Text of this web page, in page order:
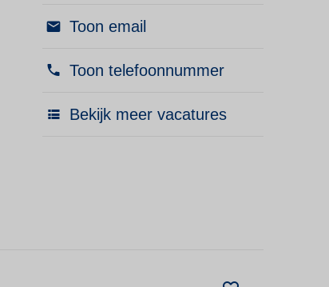
Toon email
Toon telefoonnummer
Bekijk meer vacatures